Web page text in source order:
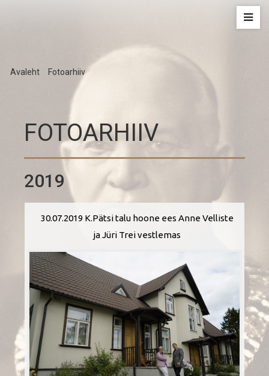
Avaleht Fotoarhiiv
FOTOARHIIV
2019
30.07.2019 K.Pätsi talu hoone ees Anne Velliste
ja Jüri Trei vestlemas